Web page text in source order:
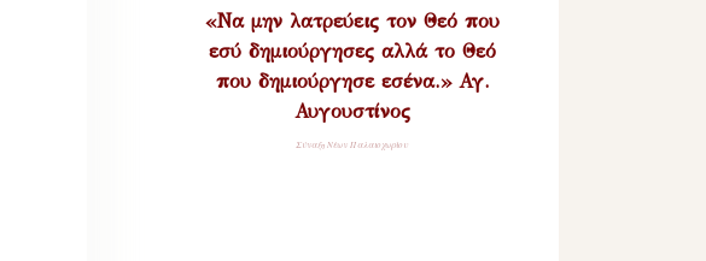
«Να μην λατρεύεις τον Θεό που
εσύ δημιούργησες αλλά το Θεό
που δημιούργησε εσένα.» Αγ.
Αυγουστίνος
Σύναξη Νέων Παλαιοχωρίου